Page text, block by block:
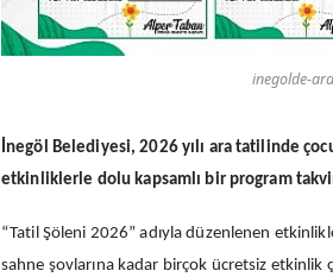
inegolde-
İnegöl Belediyesi, 2026 yılı ara tatilinde
etkinliklerle dolu kapsamlı bir program
“Tatil Şöleni 2026” adıyla düzenlenen
sahne şovlarına kadar birçok ücretsiz